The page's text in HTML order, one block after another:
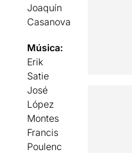
Joaquín
Casanova
Música:
Erik
Satie
José
López
Montes
Francis
Poulenc